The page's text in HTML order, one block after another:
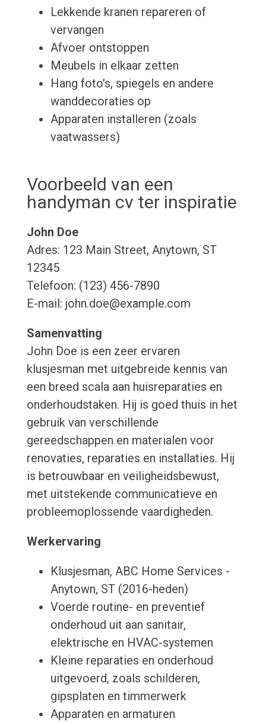
Lekkende kranen repareren of
vervangen
Afvoer ontstoppen
Meubels in elkaar zetten
Hang foto's, spiegels en andere
wanddecoraties op
Apparaten installeren (zoals
vaatwassers)
Voorbeeld van een
handyman cv ter inspiratie
John Doe
Adres: 123 Main Street, Anytown, ST
12345
Telefoon: (123) 456-7890
E-mail: john.doe@example.com
Samenvatting
John Doe is een zeer ervaren
klusjesman met uitgebreide kennis van
een breed scala aan huisreparaties en
onderhoudstaken. Hij is goed thuis in het
gebruik van verschillende
gereedschappen en materialen voor
renovaties, reparaties en installaties. Hij
is betrouwbaar en veiligheidsbewust,
met uitstekende communicatieve en
probleemoplossende vaardigheden.
Werkervaring
Klusjesman, ABC Home Services -
Anytown, ST (2016-heden)
Voerde routine- en preventief
onderhoud uit aan sanitair,
elektrische en HVAC-systemen
Kleine reparaties en onderhoud
uitgevoerd, zoals schilderen,
gipsplaten en timmerwerk
Apparaten en armaturen